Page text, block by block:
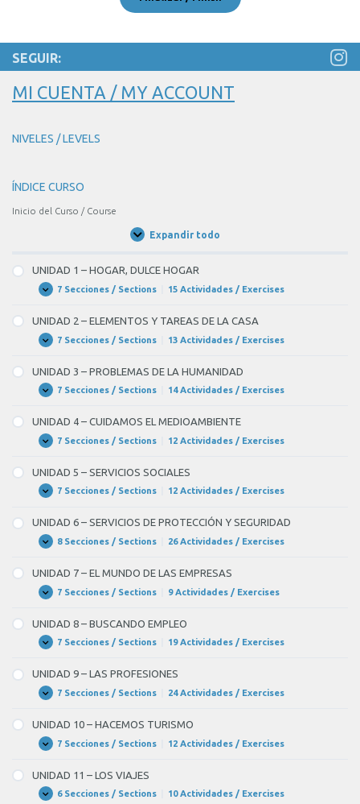
Pirineos.
En
la
Pirineos
se
4
con
fuerte
aparato
eléctrico.
temperaturas
BLANK
5
oscilarán
entre
los
15
los
grados
en
zona
del
Cantábrico,
of
SEGUIR:
MI CUENTA / MY ACCOUNT
NIVELES / LEVELS
ÍNDICE CURSO
Inicio del Curso / Course
Expandir todo
Unidades
UNIDAD 1 – HOGAR, DULCE HOGAR
Expandir
UNIDAD
–
HOGAR,
DULCE
HOGAR
7 Secciones / Sections 15 Actividades / Exercises
UNIDAD 2 – ELEMENTOS Y TAREAS DE LA CASA
Expandir
UNIDAD
–
ELEMENTOS
Y
TAREAS
LA
CASA
7 Secciones / Sections 13 Actividades / Exercises
UNIDAD 3 – PROBLEMAS DE LA HUMANIDAD
Expandir
UNIDAD
–
PROBLEMAS
DE
LA
7 Secciones / Sections 14 Actividades / Exercises
UNIDAD 4 – CUIDAMOS EL MEDIOAMBIENTE
Expandir
UNIDAD
–
CUIDAMOS
EL
7 Secciones / Sections 12 Actividades / Exercises
UNIDAD 5 – SERVICIOS SOCIALES
Expandir
UNIDAD
–
SERVICIOS
SOCIALES
7 Secciones / Sections 12 Actividades / Exercises
UNIDAD 6 – SERVICIOS DE PROTECCIÓN Y SEGURIDAD
Expandir
UNIDAD
–
SERVICIOS
DE
PROTECCIÓN
SEGURIDAD
8 Secciones / Sections 26 Actividades / Exercises
UNIDAD 7 – EL MUNDO DE LAS EMPRESAS
Expandir
UNIDAD
–
EL
MUNDO
DE
EMPRESAS
7 Secciones / Sections 9 Actividades / Exercises
UNIDAD 8 – BUSCANDO EMPLEO
Expandir
UNIDAD
–
BUSCANDO
EMPLEO
7 Secciones / Sections 19 Actividades / Exercises
UNIDAD 9 – LAS PROFESIONES
Expandir
UNIDAD
–
LAS
PROFESIONES
7 Secciones / Sections 24 Actividades / Exercises
UNIDAD 10 – HACEMOS TURISMO
Expandir
UNIDAD
–
HACEMOS
TURISMO
7 Secciones / Sections 12 Actividades / Exercises
UNIDAD 11 – LOS VIAJES
Expandir
UNIDAD6 Secciones / Sections 10 Actividades / Exercises